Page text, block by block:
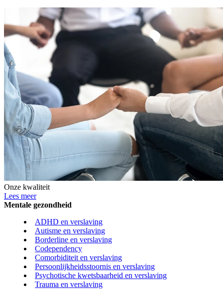
Onze kwaliteit
Lees meer
Mentale gezondheid
ADHD en verslaving
Autisme en verslaving
Borderline en verslaving
Codependency
Comorbiditeit en verslaving
Persoonlijkheidsstoornis en verslaving
Psychotische kwetsbaarheid en verslaving
Trauma en verslaving